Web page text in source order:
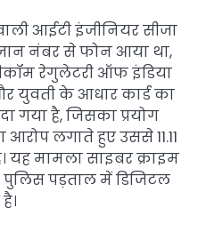
आईटी इंजीनियर सीजा
नंबर से फोन आया था,
रेगुलेटरी ऑफ इंडिया
युवती के आधार कार्ड का
गया है, जिसका प्रयोग
लगाते हुए उससे 11.11
मामला साइबर क्राइम
पुलिस पड़ताल में डिजिटल